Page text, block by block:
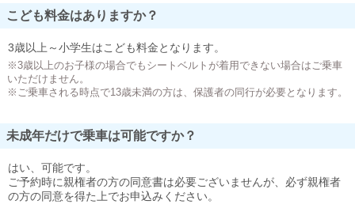
こども料金はありますか？
3歳以上～小学生はこども料金となります。
※3歳以上のお子様の場合でもシートベルトが着用できない場合はご乗車
いただけません。
※ご乗車される時点で13歳未満の方は、保護者の同行が必要となります。
未成年だけで乗車は可能ですか？
はい、可能です。
ご予約時に親権者の方の同意書は必要ございませんが、必ず親権者
の方の同意を得た上でお申込みください。